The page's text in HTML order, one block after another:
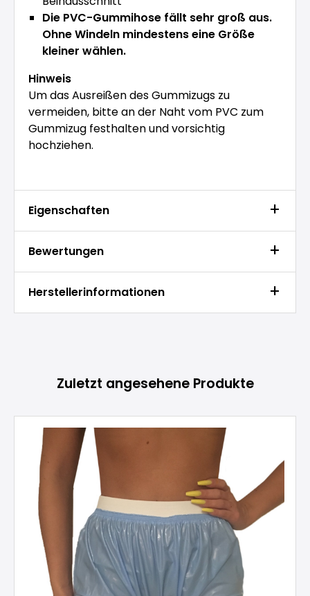
Die PVC-Gummihose fällt sehr groß aus.
Ohne Windeln mindestens eine Größe
kleiner wählen.
Hinweis
Um das Ausreißen des Gummizugs zu
vermeiden, bitte an der Naht vom PVC zum
Gummizug festhalten und vorsichtig
hochziehen.
Eigenschaften
Bewertungen
Herstellerinformationen
Zuletzt angesehene Produkte